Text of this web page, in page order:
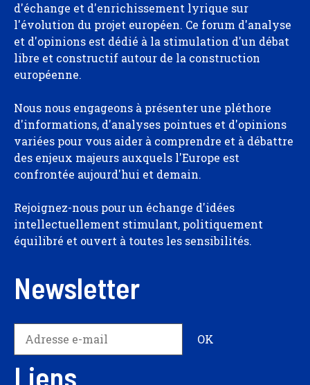
d'échange et d'enrichissement lyrique sur
l'évolution du projet européen. Ce forum d'analyse
et d'opinions est dédié à la stimulation d'un débat
libre et constructif autour de la construction
européenne.
Nous nous engageons à présenter une pléthore
d'informations, d'analyses pointues et d'opinions
variées pour vous aider à comprendre et à débattre
des enjeux majeurs auxquels l'Europe est
confrontée aujourd'hui et demain.
Rejoignez-nous pour un échange d'idées
intellectuellement stimulant, politiquement
équilibré et ouvert à toutes les sensibilités.
Newsletter
Liens